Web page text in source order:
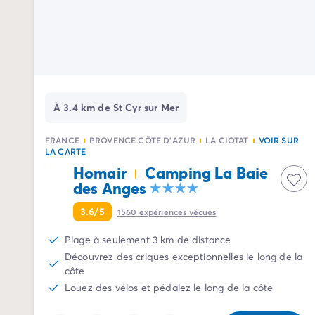
Camping Argelès-sur-Mer
Camping Collioure
Camping Le Barcarès
Camping Limousin
Camping Corrèze
Camping Midi-Pyrénées
Camping Aveyron
Camping Millau
Camping Gers
Camping Lot
Camping Lot-et-Garonne
À 3.4 km de St Cyr sur Mer
FRANCE PROVENCE CÔTE D'AZUR LA CIOTAT
VOIR SUR
LA CARTE
Homair Camping La Baie
des Anges
3.6/5 1560 expériences vécues
Plage à seulement 3 km de distance
Découvrez des criques exceptionnelles le long de la
côte
Louez des vélos et pédalez le long de la côte